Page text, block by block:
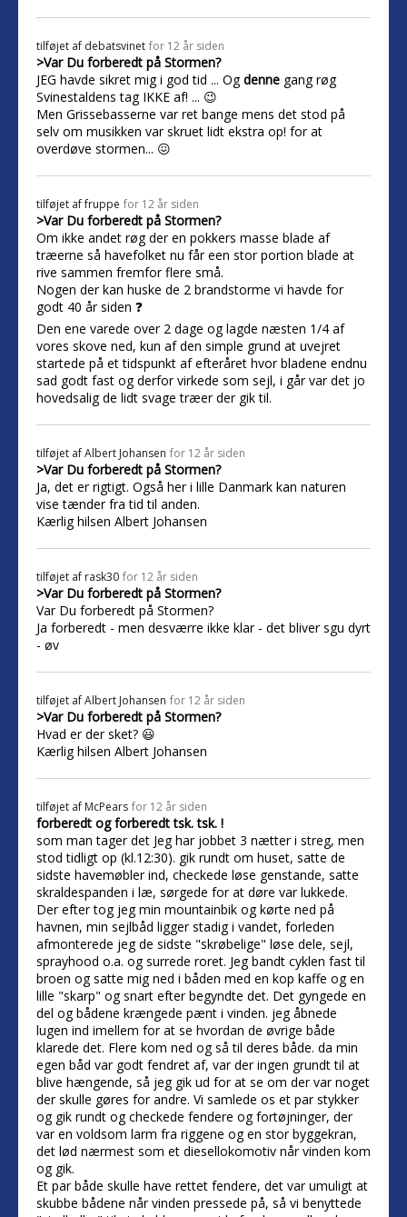
tilføjet af debatsvinet for 12 år siden
>Var Du forberedt på Stormen?
JEG havde sikret mig i god tid ... Ogdenne gang røg
Svinestaldens tag IKKE af! ... 😉
Men Grissebasserne var ret bange mens det stod på
selv om musikken var skruet lidt ekstra op! for at
overdøve stormen... 😖
tilføjet affruppe for 12 år siden
>Var Du forberedt på Stormen?
Om ikke andet røg der en pokkers masse blade af
træerne så havefolket nu får een stor portion blade at
rive sammen fremfor flere små.
Nogen der kan huske de 2 brandstorme vi havde for
godt 40 år siden ❓
Den ene varede over 2 dage og lagde næsten 1/4 af
vores skove ned, kun af den simple grund at uvejret
startede på et tidspunkt af efteråret hvor bladene endnu
sad godt fast og derfor virkede som sejl, i går var det jo
hovedsalig de lidt svage træer der gik til.
tilføjet afAlbert Johansen for 12 år siden
>Var Du forberedt på Stormen?
Ja, det er rigtigt. Også her i lille Danmark kan naturen
vise tænder fra tid til anden.
Kærlig hilsen Albert Johansen
tilføjet af rask30 for 12 år siden
>Var Du forberedt på Stormen?
Var Du forberedt på Stormen?
Ja forberedt - men desværre ikke klar - det bliver sgu dyrt
- øv
tilføjet afAlbert Johansen for 12 år siden
>Var Du forberedt på Stormen?
Hvad er der sket? 😃
Kærlig hilsen Albert Johansen
tilføjet af McPears for 12 år siden
forberedt og forberedt tsk. tsk. !
som man tager det Jeg har jobbet 3 nætter i streg, men
stod tidligt op (kl.12:30). gik rundt om huset, satte de
sidste havemøbler ind, checkede løse genstande, satte
skraldespanden i læ, sørgede for at døre var lukkede.
Der efter tog jeg min mountainbik og kørte ned på
havnen, min sejlbåd ligger stadig i vandet, forleden
afmonterede jeg de sidste "skrøbelige" løse dele, sejl,
sprayhood o.a. og surrede roret. Jeg bandt cyklen fast til
broen og satte mig ned i båden med en kop kaffe og en
lille "skarp" og snart efter begyndte det. Det gyngede en
del og bådene krængede pænt i vinden. jeg åbnede
lugen ind imellem for at se hvordan de øvrige både
klarede det. Flere kom ned og så til deres både. da min
egen båd var godt fendret af, var der ingen grundt til at
blive hængende, så jeg gik ud for at se om der var noget
der skulle gøres for andre. Vi samlede os et par stykker
og gik rundt og checkede fendere og fortøjninger, der
var en voldsom larm fra riggene og en stor byggekran,
det lød nærmest som et diesellokomotiv når vinden kom
og gik.
Et par både skulle have rettet fendere, det var umuligt at
skubbe bådene når vinden pressede på, så vi benyttede